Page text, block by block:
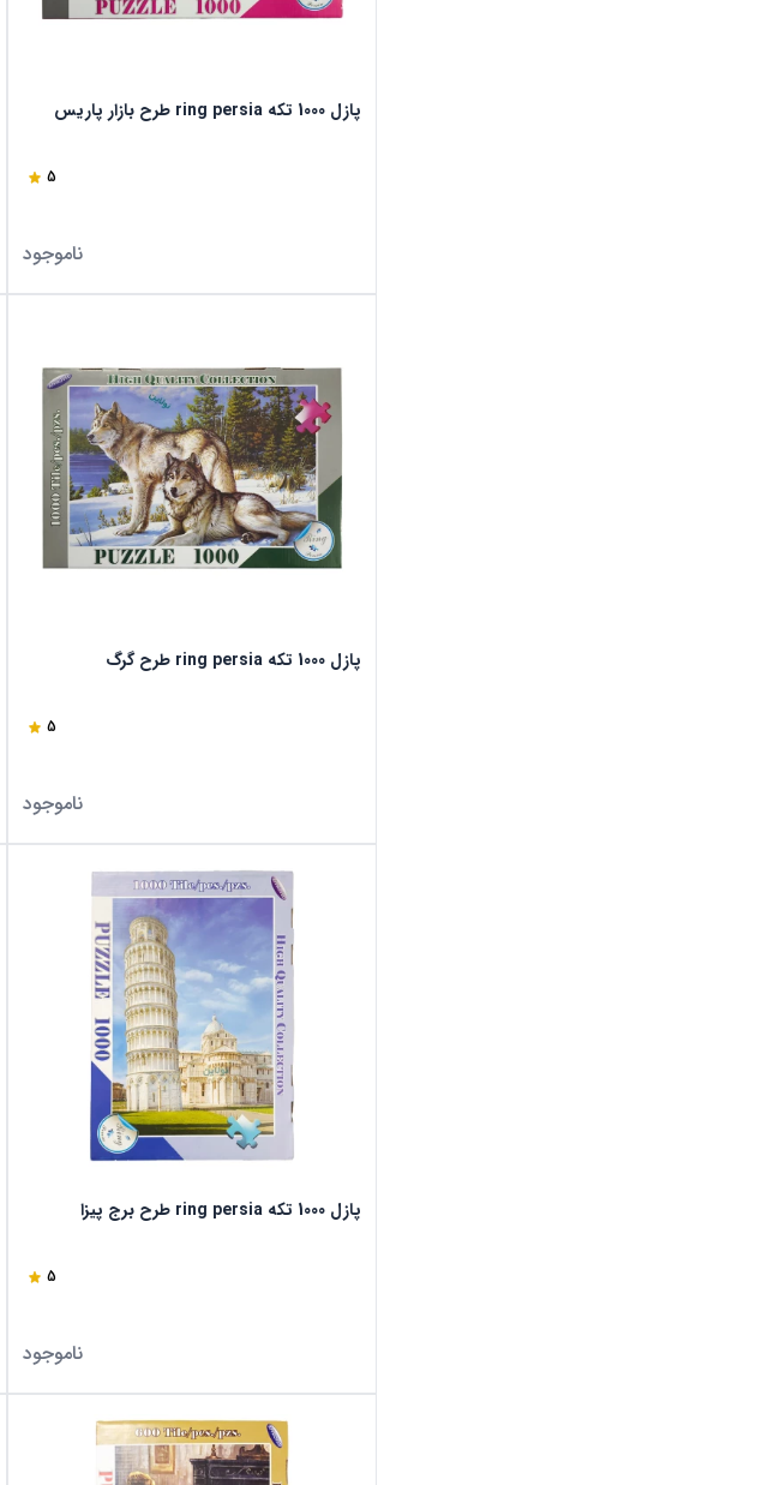
پازل 1000 تکه ring persia طرح بازار پاریس
5
ناموجود
پازل 1000 تکه ring persia طرح گرگ
5
ناموجود
پازل 1000 تکه ring persia طرح برج پیزا
5
ناموجود